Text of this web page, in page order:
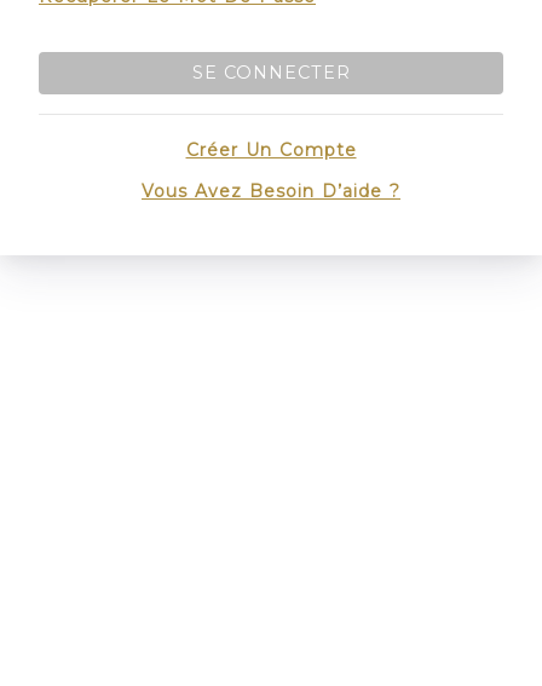
SE CONNECTER
Créer Un Compte
Vous Avez Besoin D’aide ?